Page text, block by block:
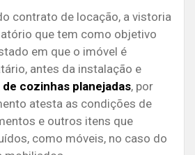
contrato de locação, a vistoria
que tem como objetivo
em que o imóvel é
antes da instalação e
de cozinhas planejadas, por
atesta as condições de
e outros itens que
como móveis, no caso do